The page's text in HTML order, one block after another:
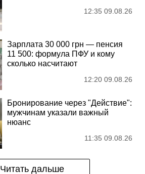
12:35 09.08.26
Зарплата 30 000 грн — пенсия
11 500: формула ПФУ и кому
сколько насчитают
12:20 09.08.26
Бронирование через "Действие":
мужчинам указали важный
нюанс
11:35 09.08.26
Читать дальше